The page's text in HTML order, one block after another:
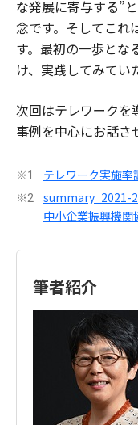
な発展に寄与する”
念です。そしてこれ
す。最初の一歩とな
け、実践してみてい
次回はテレワークを
事例を中心にお話さ
※1 テレワーク実施率
※2
summary_2021-
中小企業振興機関
筆者紹介